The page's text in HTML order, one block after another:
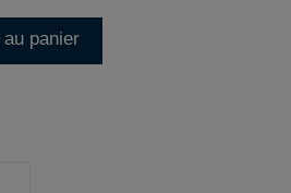
panier